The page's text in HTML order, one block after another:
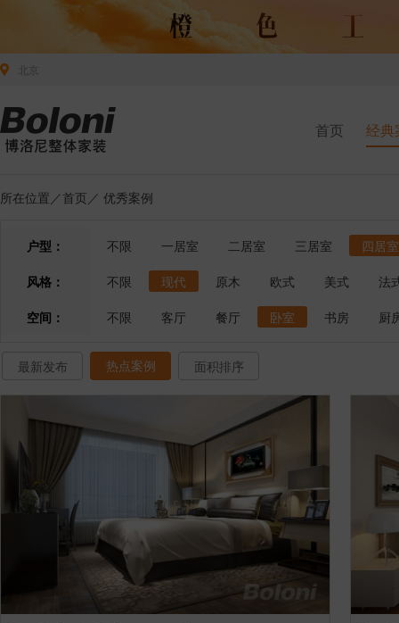
首页 经典
所在位置／首页 ／ 优秀案例
户型： 不限 一居室 二居室 三居室
四居室
风格：
不限 现代 原木 欧式 美式
法
空间：
不限 客厅 餐厅 卧室 书房 厨
最新发布 热点案例 面积排序